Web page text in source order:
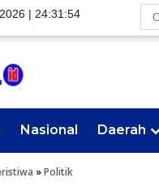
| 24:31:56
Nasional Daerah
»Politik